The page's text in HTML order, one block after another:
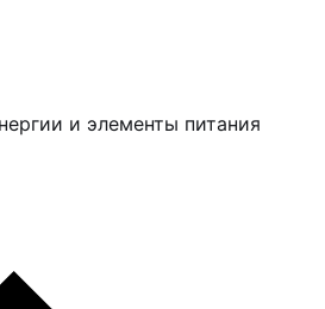
и элементы питания